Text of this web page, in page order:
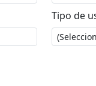
Tipo de